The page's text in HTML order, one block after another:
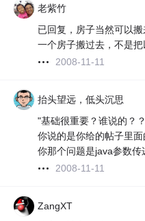
老紫竹
已回复，房子当然可以
一个房子搬过去，不是把
2008-11-11
抬头望远，低头沉思
"基础很重要？谁说的？
你说的是你给的帖子里
你那个问题是java参数传
2008-11-11
ZangXT